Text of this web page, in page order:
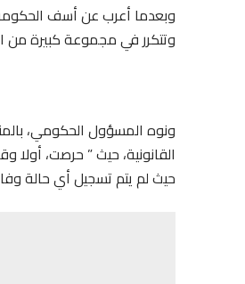
وبعدما أعرب عن أسف الحكومة
وتتكرر في مجموعة كبيرة من
ونوه المسؤول الحكومي،
القانونية، حيث ” حرصت،
حيث لم يتم تسجيل أي حالة